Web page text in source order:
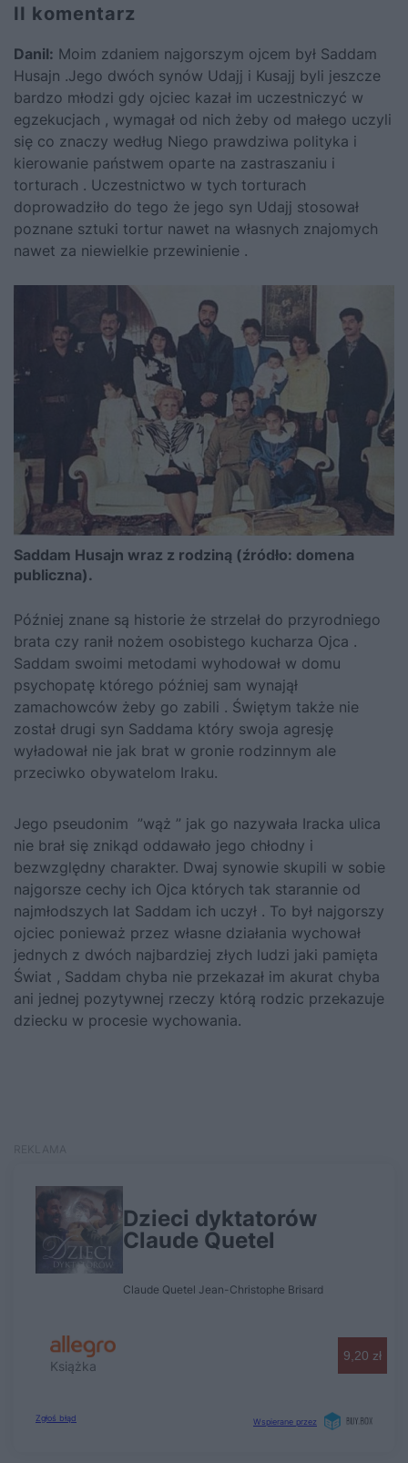
II komentarz
Danil: Moim zdaniem najgorszym ojcem był Saddam
Husajn .Jego dwóch synów Udajj i Kusajj byli jeszcze
bardzo młodzi gdy ojciec kazał im uczestniczyć w
egzekucjach , wymagał od nich żeby od małego uczyli
się co znaczy według Niego prawdziwa polityka i
kierowanie państwem oparte na zastraszaniu i
torturach . Uczestnictwo w tych torturach
doprowadziło do tego że jego syn Udajj stosował
poznane sztuki tortur nawet na własnych znajomych
nawet za niewielkie przewinienie .
Saddam Husajn wraz z rodziną (źródło: domena
publiczna).
Później znane są historie że strzelał do przyrodniego
brata czy ranił nożem osobistego kucharza Ojca .
Saddam swoimi metodami wyhodował w domu
psychopatę którego później sam wynajął
zamachowców żeby go zabili . Świętym także nie
został drugi syn Saddama który swoja agresję
wyładował nie jak brat w gronie rodzinnym ale
przeciwko obywatelom Iraku.
Jego pseudonim ”wąż ” jak go nazywała Iracka ulica
nie brał się znikąd oddawało jego chłodny i
bezwzględny charakter. Dwaj synowie skupili w sobie
najgorsze cechy ich Ojca których tak starannie od
najmłodszych lat Saddam ich uczył . To był najgorszy
ojciec ponieważ przez własne działania wychował
jednych z dwóch najbardziej złych ludzi jaki pamięta
Świat , Saddam chyba nie przekazał im akurat chyba
ani jednej pozytywnej rzeczy którą rodzic przekazuje
dziecku w procesie wychowania.